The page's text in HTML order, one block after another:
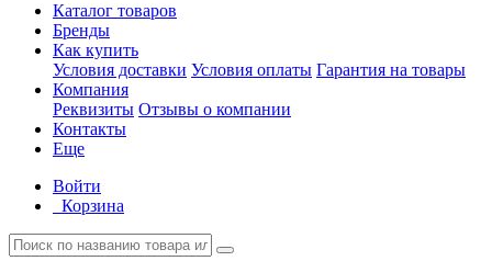
Каталог товаров
Бренды
Как купить
Условия доставки Условия оплаты Гарантия на товары
Компания
Реквизиты Отзывы о компании
Контакты
Еще
Войти
Корзина